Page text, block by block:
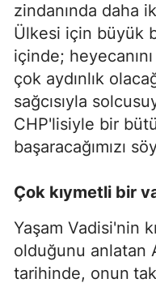
zindanında daha
Ülkesi için büyük
içinde;
çok aydınlık
sağcısıyla
CHP'lisiyle bir
başaracağımızı
Çok kıymetli bir
Yaşam Vadisi'nin
olduğunu anlatan
tarihinde, onun